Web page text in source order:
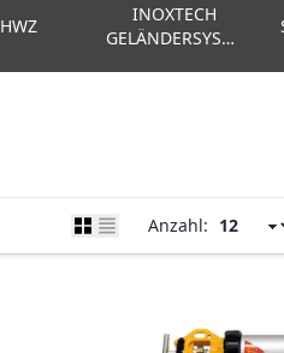
HWZ
INOXTECH
GELÄNDERSYSTEM
Anzahl: